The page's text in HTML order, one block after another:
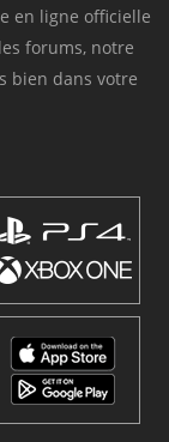
en ligne officielle
forums, notre
bien dans votre